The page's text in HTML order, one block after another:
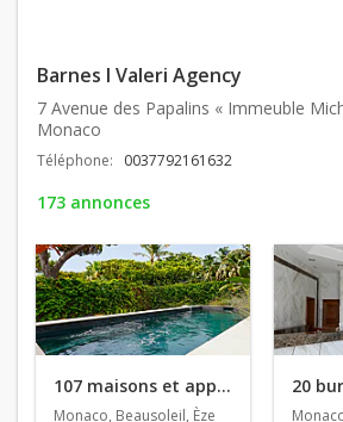
Barnes I Valeri Agency
7 Avenue des Papalins « Immeuble
Monaco
Téléphone: 0037792161632
173 annonces
107 maisons et appartements en vente
Monaco, Beausoleil, Èze